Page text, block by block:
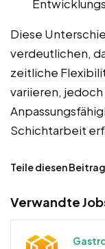
Diese
verdeutlichen,
zeitliche
variieren,
Schichtarbeit
Teile diesen
Verwandte